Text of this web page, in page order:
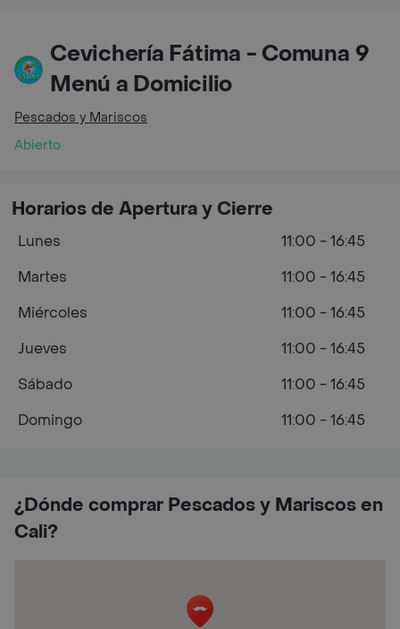
Cevichería Fátima - Comuna 9
Menú a Domicilio
Pescados y Mariscos
Abierto
¿Dónde comprar Pescados y Mariscos en
Cali?
Horarios de Apertura y Cierre
Lunes
11:00 - 16:45
Martes
11:00 - 16:45
Miércoles
11:00 - 16:45
Jueves
11:00 - 16:45
Sábado
11:00 - 16:45
Domingo
11:00 - 16:45